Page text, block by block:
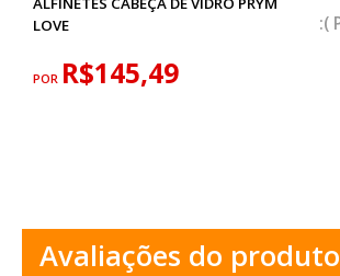
LOVE
POR R$145,49
Avaliações do produto